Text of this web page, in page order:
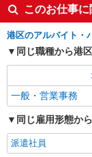
キー
このお仕事
港区のアルバイト・
同じ職種から港
一般・営業事務
同じ雇用形態か
派遣社員